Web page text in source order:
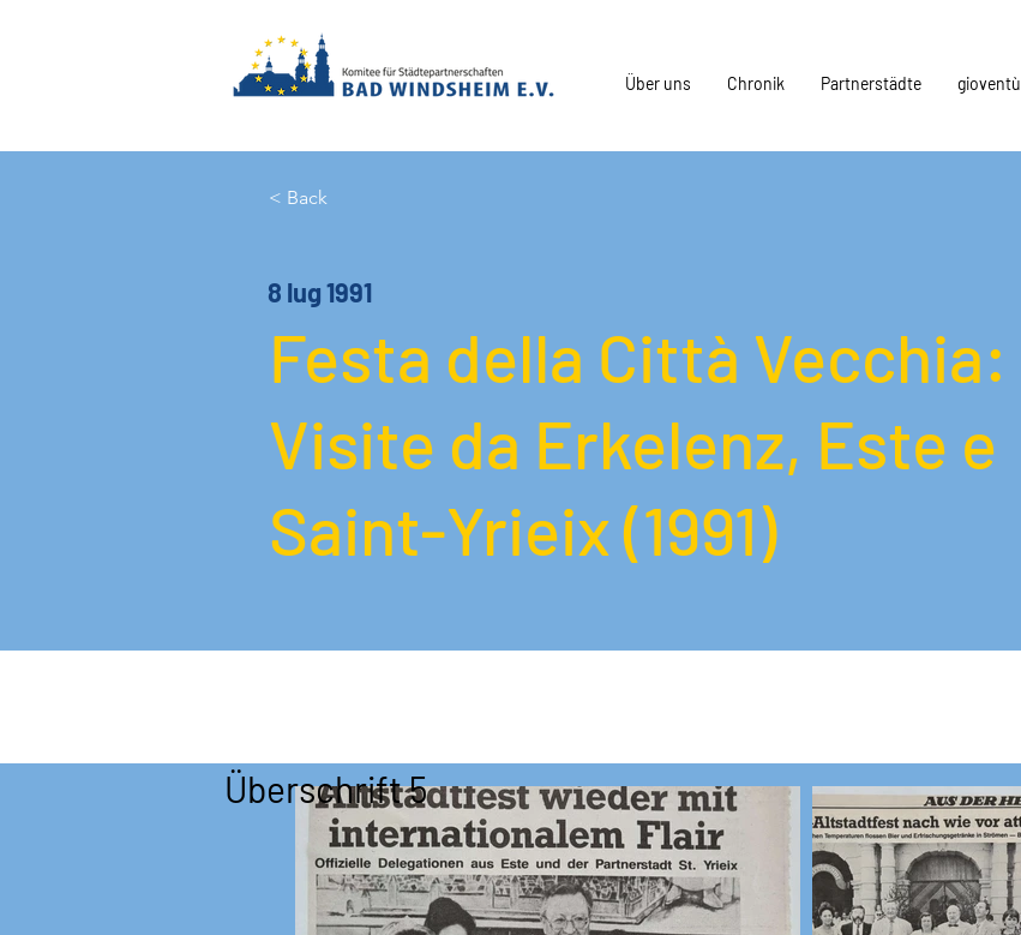
Über uns Chronik Partnerstädte gioventù
< Back
8 lug 1991
Festa della Città Vecchia:
Visite da Erkelenz, Este e
Saint-Yrieix (1991)
Überschrift 5